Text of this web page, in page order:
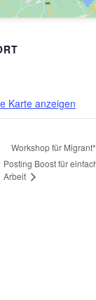
Karte anzeigen
Workshop für
Posting Boost für
Arbeit